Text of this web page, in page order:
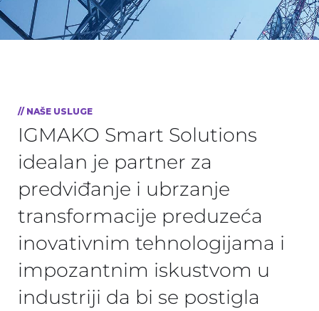
// NAŠE USLUGE
IGMAKO Smart Solutions
idealan je partner za
predviđanje i ubrzanje
transformacije preduzeća
inovativnim tehnologijama i
impozantnim iskustvom u
industriji da bi se postigla